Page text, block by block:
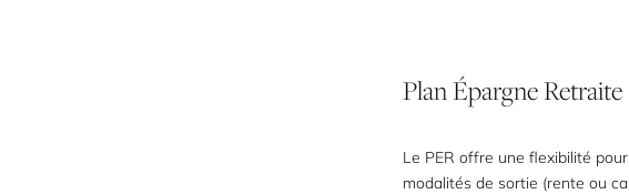
PlanÉpargneRetraite
Le PER offre une flexibilité
modalités de sortie (rente ou